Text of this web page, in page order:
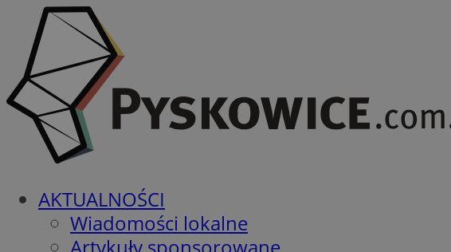
AKTUALNOŚCI
Wiadomości lokalne
Artykuły sponsorowane